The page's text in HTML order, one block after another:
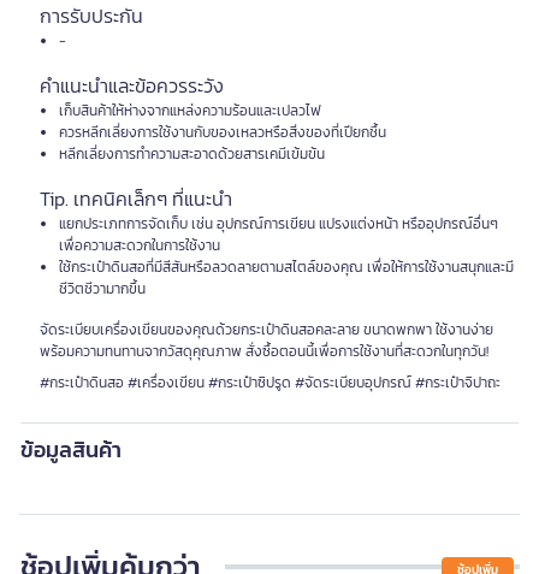
การรับประกัน
-
คำแนะนำและข้อควรระวัง
เก็บสินค้าให้ห่างจากแหล่งความร้อนและเปลวไฟ
ควรหลีกเลี่ยงการใช้งานกับของเหลวหรือสิ่งของที่เปียกชื้น
หลีกเลี่ยงการทำความสะอาดด้วยสารเคมีเข้มข้น
Tip. เทคนิคเล็กๆ ที่แนะนำ
แยกประเภทการจัดเก็บ เช่น อุปกรณ์การเขียน แปรงแต่งหน้า หรืออุปกรณ์อื่นๆ
เพื่อความสะดวกในการใช้งาน
ใช้กระเป๋าดินสอที่มีสีสันหรือลวดลายตามสไตล์ของคุณ เพื่อให้การใช้งานสนุกและมี
ชีวิตชีวามากขึ้น
จัดระเบียบเครื่องเขียนของคุณด้วยกระเป๋าดินสอคละลาย ขนาดพกพา ใช้งานง่าย
พร้อมความทนทานจากวัสดุคุณภาพ สั่งซื้อตอนนี้เพื่อการใช้งานที่สะดวกในทุกวัน!
#กระเป๋าดินสอ #เครื่องเขียน #กระเป๋าซิปรูด #จัดระเบียบอุปกรณ์ #กระเป๋าจิปาถะ
ข้อมูลสินค้า
ช้อปเพิ่ม